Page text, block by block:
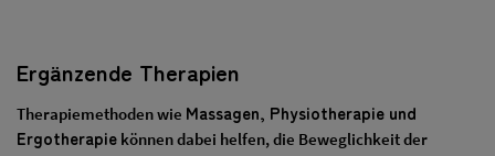
Ergänzende Therapien
Therapiemethoden wie Massagen, Physiotherapie und
Ergotherapie können dabei helfen, die Beweglichkeit der